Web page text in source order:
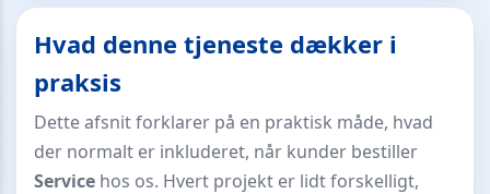
Hvad denne tjeneste dækker i
praksis
Dette afsnit forklarer på en praktisk måde, hvad
der normalt er inkluderet, når kunder bestiller
Service hos os. Hvert projekt er lidt forskelligt,